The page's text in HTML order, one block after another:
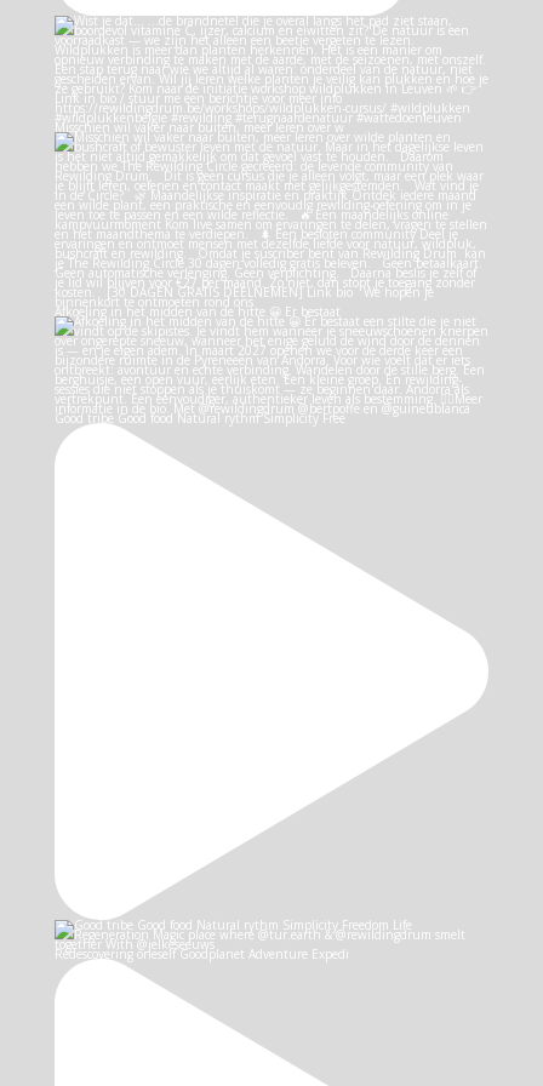
Misschien wil vaker naar buiten, meer leren over w
Afkoeling in het midden van de hitte 😀 Er bestaat
Good tribe Good food Natural rythm Simplicity Free
Redescovering oneself Goodplanet Adventure Expedi